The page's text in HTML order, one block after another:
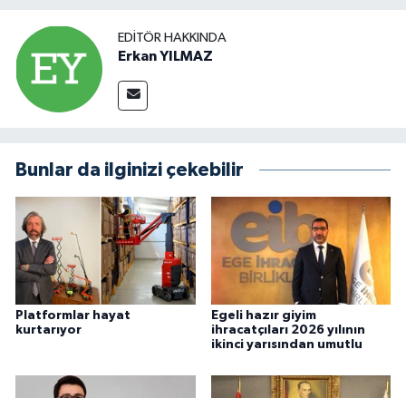
EDITÖR HAKKINDA
Erkan YILMAZ
Bunlar da ilginizi çekebilir
Platformlar hayat
kurtarıyor
Egeli hazır giyim
ihracatçıları 2026 yılının
ikinci yarısından umutlu